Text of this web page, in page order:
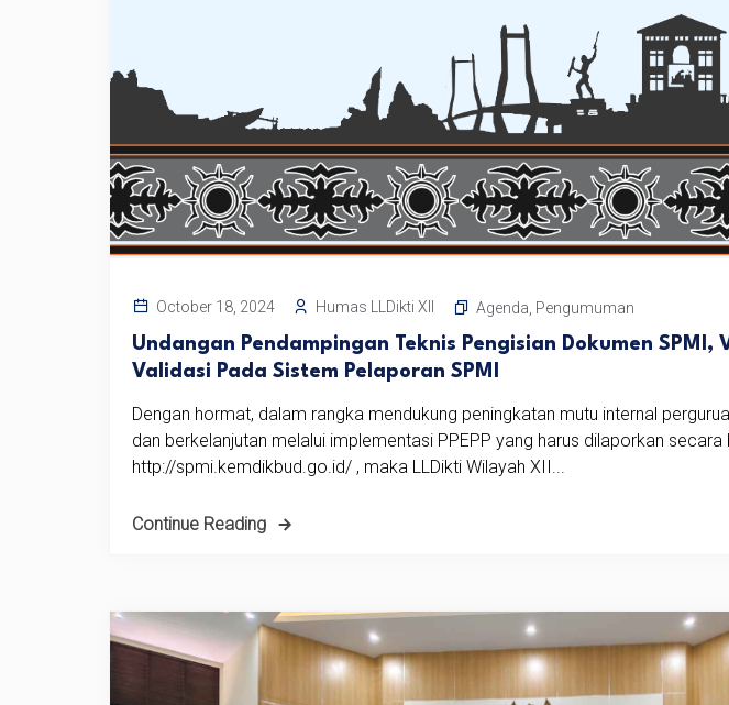
October 18, 2024 Humas LLDikti XII Agenda Pengumuman
Undangan Pendampingan Teknis Pengisian Dokumen SPMI,
Validasi Pada Sistem Pelaporan SPMI
Dengan hormat, dalam rangka mendukung peningkatan mutu internal
dan berkelanjutan melalui implementasi PPEPP yang harus dilaporkan secara
http://spmi.kemdikbud.go.id/ , maka LLDikti Wilayah XII...
Continue Reading